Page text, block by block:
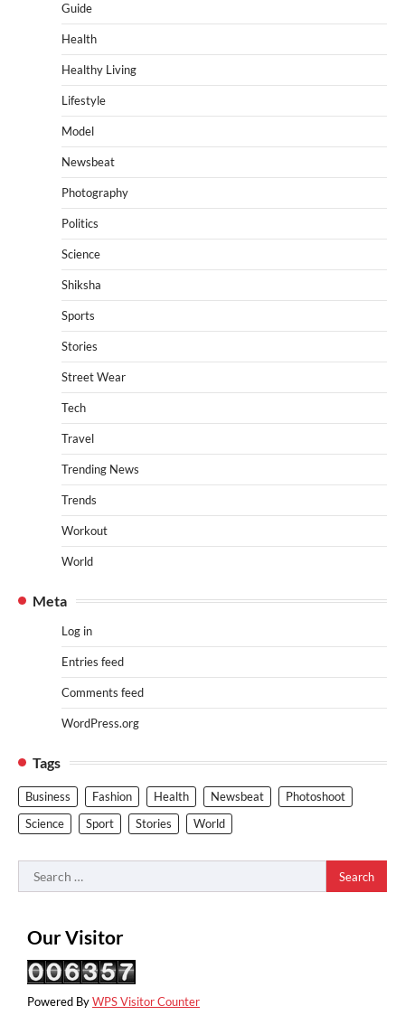
Guide
Health
Healthy Living
Lifestyle
Model
Newsbeat
Photography
Politics
Science
Shiksha
Sports
Stories
Street Wear
Tech
Travel
Trending News
Trends
Workout
World
Meta
Log in
Entries feed
Comments feed
WordPress.org
Tags
Business Fashion Health Newsbeat
Photoshoot
Science
Sport Stories World
Search
for:
Our Visitor
Powered ByWPS Visitor Counter